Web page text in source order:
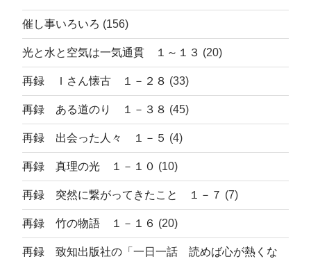
催し事いろいろ (156)
光と水と空気は一気通貫 １～１３ (20)
再録 Ｉさん懐古 １－２８ (33)
再録 ある道のり １－３８ (45)
再録 出会った人々 １－５ (4)
再録 真理の光 １－１０ (10)
再録 突然に繋がってきたこと １－７ (7)
再録 竹の物語 １－１６ (20)
再録 致知出版社の「一日一話 読めば心が熱くな